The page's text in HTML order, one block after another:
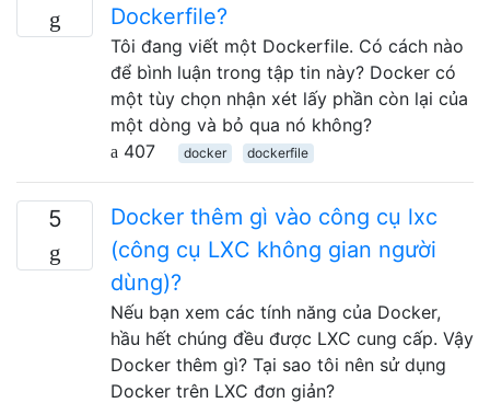
Dockerfile?
Tôi đang viết một Dockerfile. Có cách nào
để bình luận trong tập tin này? Docker có
một tùy chọn nhận xét lấy phần còn lại của
một dòng và bỏ qua nó không?
407
docker dockerfile
5
Docker thêm gì vào công cụ lxc
(công cụ LXC không gian người
dùng)?
Nếu bạn xem các tính năng của Docker,
hầu hết chúng đều được LXC cung cấp. Vậy
Docker thêm gì? Tại sao tôi nên sử dụng
Docker trên LXC đơn giản?